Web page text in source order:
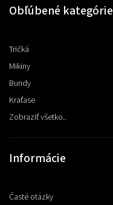
Obľúbené kategórie
Tričká
Mikiny
Bundy
Kraťase
Zobraziť všetko..
Informácie
Časté otázky